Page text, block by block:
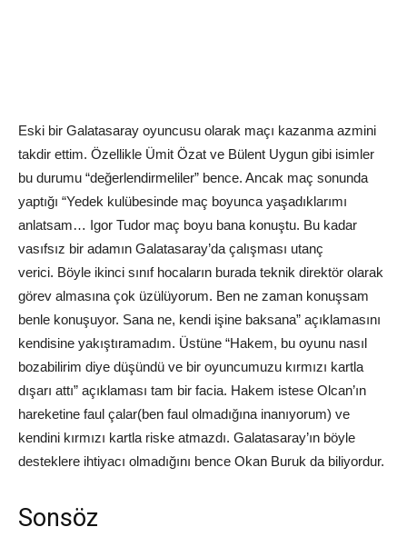
Eski bir Galatasaray oyuncusu olarak maçı kazanma azmini
takdir ettim. Özellikle Ümit Özat ve Bülent Uygun gibi isimler
bu durumu “değerlendirmeliler” bence. Ancak maç sonunda
yaptığı “Yedek kulübesinde maç boyunca yaşadıklarımı
anlatsam… Igor Tudor maç boyu bana konuştu. Bu kadar
vasıfsız bir adamın Galatasaray’da çalışması utanç
verici. Böyle ikinci sınıf hocaların burada teknik direktör olarak
görev almasına çok üzülüyorum. Ben ne zaman konuşsam
benle konuşuyor. Sana ne, kendi işine baksana” açıklamasını
kendisine yakıştıramadım. Üstüne “Hakem, bu oyunu nasıl
bozabilirim diye düşündü ve bir oyuncumuzu kırmızı kartla
dışarı attı” açıklaması tam bir facia. Hakem istese Olcan’ın
hareketine faul çalar(ben faul olmadığına inanıyorum) ve
kendini kırmızı kartla riske atmazdı. Galatasaray’ın böyle
desteklere ihtiyacı olmadığını bence Okan Buruk da biliyordur.
Sonsöz